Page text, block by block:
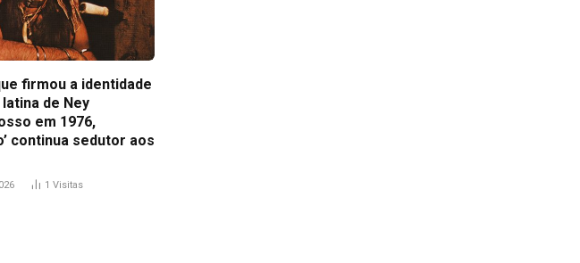
firmou a identidade
de Ney
em 1976,
continua sedutor aos
1 Visitas